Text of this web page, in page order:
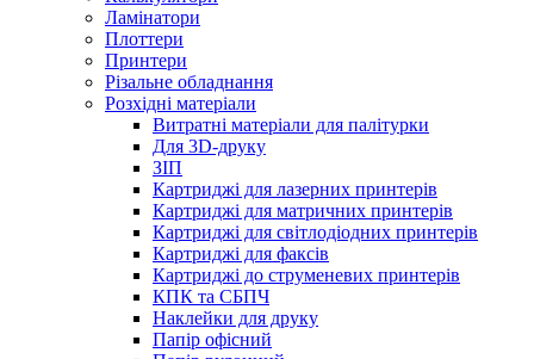
Ламінатори
Плоттери
Принтери
Різальне обладнання
Розхідні матеріали
Витратні матеріали для палітурки
Для 3D-друку
ЗІП
Картриджі для лазерних принтерів
Картриджі для матричних принтерів
Картриджі для світлодіодних принтерів
Картриджі для факсів
Картриджі до струменевих принтерів
КПК та СБПЧ
Наклейки для друку
Папір офісний